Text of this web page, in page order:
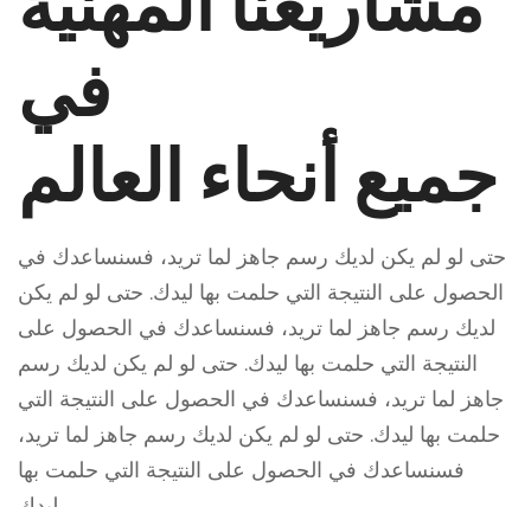
في
جميع أنحاء العالم
حتى لو لم يكن لديك رسم جاهز لما تريد، فسنساعدك في
الحصول على النتيجة التي حلمت بها ليدك. حتى لو لم يكن
لديك رسم جاهز لما تريد، فسنساعدك في الحصول على
النتيجة التي حلمت بها ليدك. حتى لو لم يكن لديك رسم
جاهز لما تريد، فسنساعدك في الحصول على النتيجة التي
حلمت بها ليدك. حتى لو لم يكن لديك رسم جاهز لما تريد،
فسنساعدك في الحصول على النتيجة التي حلمت بها